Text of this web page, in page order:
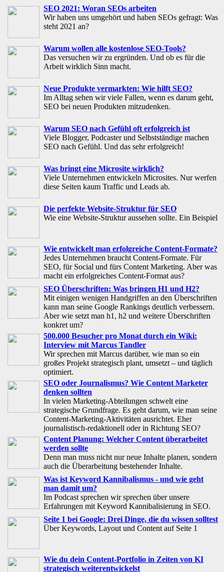
SEO 2021: Woran SEOs arbeiten
Wir haben uns umgehört und haben SEOs gefragt: Was
steht 2021 an?
Warum wollen alle kostenlose SEO-Tools?
Das versuchen wir zu ergründen. Und ob es für die
Arbeit wirklich Sinn macht.
Neue Produkte vermarkten: Wie hilft SEO?
Im Alltag sehen wir viele Fallen, wenn es darum geht,
SEO bei neuen Produkten mitzudenken.
Warum SEO nach Gefühl oft erfolgreich ist
Viele Blogger, Podcaster und Selbstständige machen
SEO nach Gefühl. Und das sehr erfolgreich!
Was bringt eine Microsite wirklich?
Viele Unternehmen entwickeln Microsites. Nur werfen
diese Seiten kaum Traffic und Leads ab.
Die perfekte Website-Struktur für SEO
Wie eine Website-Struktur aussehen sollte. Ein Beispiel
Wie entwickelt man erfolgreiche Content-Formate?
Jedes Unternehmen braucht Content-Formate. Für
SEO, für Social und fürs Content Marketing. Aber was
macht ein erfolgreiches Content-Format aus?
SEO Überschriften: Was bringen H1 und H2?
Mit einigen wenigen Handgriffen an den Überschriften
kann man seine Google Rankings deutlich verbessern.
Aber wie setzt man h1, h2 und weitere Überschriften
konkret um?
500.000 Besucher pro Monat durch ein Wiki:
Interview mit Marcus Tandler
Wir sprechen mit Marcus darüber, wie man so ein
großes Projekt strategisch plant, umsetzt – und täglich
optimiert.
SEO oder Journalismus? Wie Content Marketer
denken sollten
In vielen Marketing-Abteilungen schwelt eine
strategische Grundfrage. Es geht darum, wie man seine
Content-Marketing-Aktivitäten ausrichtet. Eher
journalistisch-redaktionell oder in Richtung SEO?
Content Planung: Welcher Content überarbeitet
werden sollte
Denn man muss nicht nur neue Inhalte planen, sondern
auch die Überarbeitung bestehender Inhalte.
Was ist Keyword Kannibalismus - und wie geht
man damit um?
Im Podcast sprechen wir sprechen über unsere
Erfahrungen mit Keyword Kannibalisierung in SEO.
Seite 1 bei Google: Drei Dinge, die du wissen solltest
Über Keywords, Layout und Content auf Seite 1
Wie du dein Content-Portfolio in Zeiten von KI
strategisch weiterentwickelst